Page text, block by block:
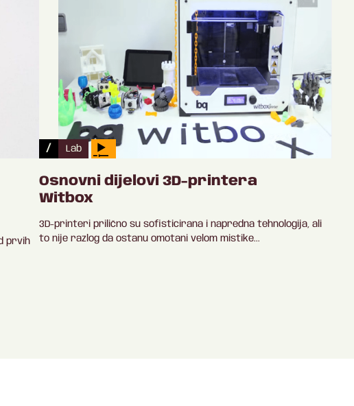
prvih
/ Lab
Osnovni dijelovi 3D-printera
Witbox
3D-printeri prilično su sofisticirana i napredna tehnologija, ali
to nije razlog da ostanu omotani velom mistike...